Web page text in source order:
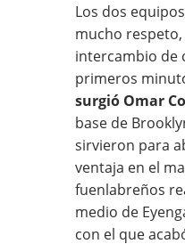
Los dos
mucho
intercambio de
primeros
surgió Omar
base de
sirvieron para
ventaja en el
fuenlabreños
medio de
con el que